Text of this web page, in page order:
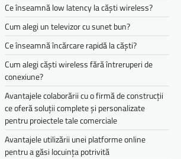
Ce înseamnă low latency la căști wireless?
Cum alegi un televizor cu sunet bun?
Ce înseamnă încărcare rapidă la căști?
Cum alegi căști wireless fără întreruperi de
conexiune?
Avantajele colaborării cu o firmă de construcții
ce oferă soluții complete și personalizate
pentru proiectele tale comerciale
Avantajele utilizării unei platforme online
pentru a găsi locuința potrivită